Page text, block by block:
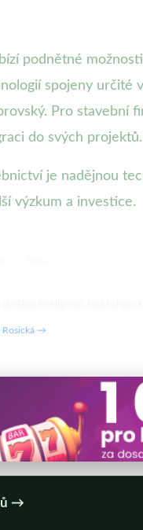
podnětné
spojeny určité
Pro stavební
do svých projektů.
je nadějnou
výzkum a investice.
Rosická →
→